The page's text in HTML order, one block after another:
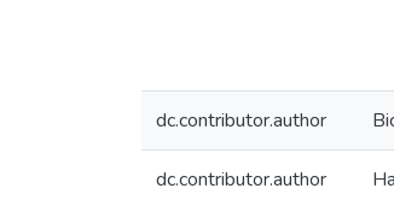
dc.contributor.author
dc.contributor.author